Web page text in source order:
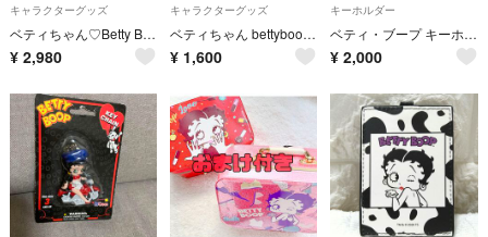
キャラクターグッズ
ベティちゃん♡Betty Boop ロング缶貯金箱 円筒型
¥ 2,980
キャラクターグッズ
ベティちゃん bettyboop マスク 2枚セット
¥ 1,600
キーホルダー
ベティ・ブープ キーホルダー
¥ 2,000